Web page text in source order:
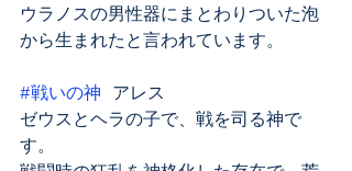
ウラノスの男性器にまとわりついた泡
から生まれたと言われています。
#戦いの神 アレス
ゼウスとヘラの子で、戦を司る神で
す。